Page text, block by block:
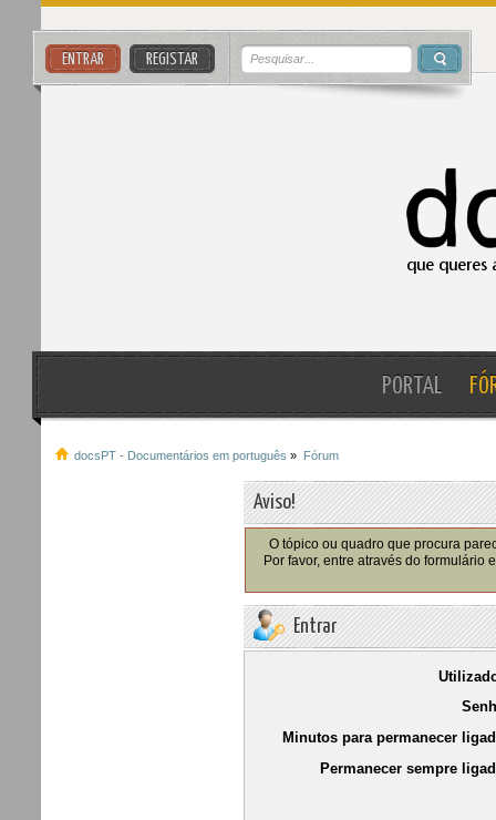
ENTRAR REGISTAR
PORTAL
docsPT - Documentários em português » Fórum
Aviso!
O tópico ou quadro que procura
Por favor, entre através do formulário
Entrar
Minutos para permanecer
Permanecer sempre